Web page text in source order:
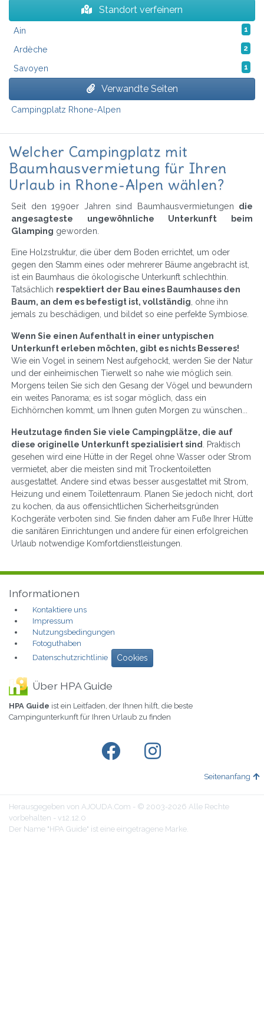
Standort verfeinern
Ain 1
Ardèche 2
Savoyen 1
Verwandte Seiten
Campingplatz Rhone-Alpen
Welcher Campingplatz mit
Baumhausvermietung für Ihren
Urlaub in Rhone-Alpen wählen?
Seit den 1990er Jahren sind Baumhausvermietungen die
angesagteste ungewöhnliche Unterkunft beim
Glamping geworden.
Eine Holzstruktur, die über dem Boden errichtet, um oder
gegen den Stamm eines oder mehrerer Bäume angebracht ist,
ist ein Baumhaus die ökologische Unterkunft schlechthin.
Tatsächlich respektiert der Bau eines Baumhauses den
Baum, an dem es befestigt ist, vollständig , ohne ihn
jemals zu beschädigen, und bildet so eine perfekte Symbiose.
Wenn Sie einen Aufenthalt in einer untypischen
Unterkunft erleben möchten, gibt es nichts Besseres!
Wie ein Vogel in seinem Nest aufgehockt, werden Sie der Natur
und der einheimischen Tierwelt so nahe wie möglich sein.
Morgens teilen Sie sich den Gesang der Vögel und bewundern
ein weites Panorama; es ist sogar möglich, dass ein
Eichhörnchen kommt, um Ihnen guten Morgen zu wünschen...
Heutzutage finden Sie viele Campingplätze, die auf
diese originelle Unterkunft spezialisiert sind
. Praktisch
gesehen wird eine Hütte in der Regel ohne Wasser oder Strom
vermietet, aber die meisten sind mit Trockentoiletten
ausgestattet. Andere sind etwas besser ausgestattet mit Strom,
Heizung und einem Toilettenraum. Planen Sie jedoch nicht, dort
zu kochen, da aus offensichtlichen Sicherheitsgründen
Kochgeräte verboten sind. Sie finden daher am Fuße Ihrer Hütte
die sanitären Einrichtungen und andere für einen erfolgreichen
Urlaub notwendige Komfortdienstleistungen.
Informationen
Kontaktiere uns
Impressum
Nutzungsbedingungen
Fotoguthaben
Datenschutzrichtlinie
Cookies
Über HPA Guide
HPA Guide ist ein Leitfaden, der Ihnen hilft, die beste
Campingunterkunft für Ihren Urlaub zu finden
Seitenanfang
Herausgegeben von AJOUDA.Com - © 2003-2026 Alle Rechte
vorbehalten - v12.12.0
Der Name "HPA Guide" ist eine eingetragene Marke.